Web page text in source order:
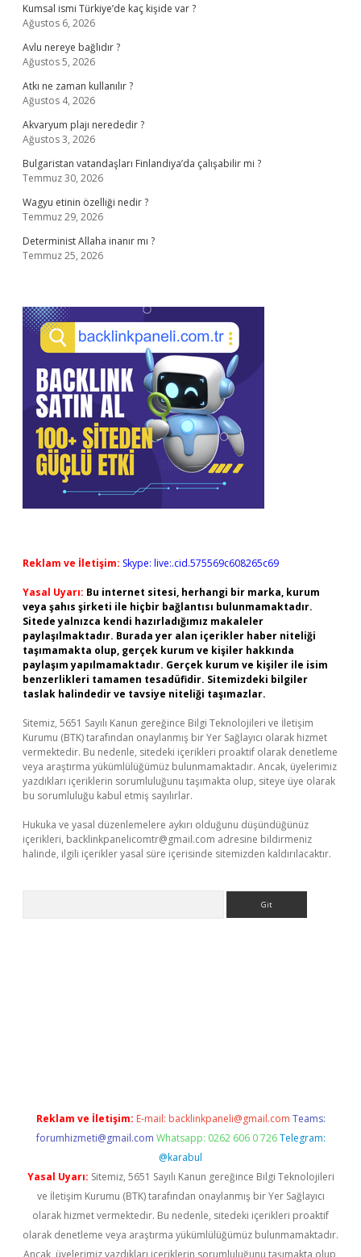
Kumsal ismi Türkiye’de kaç kişide var ?
Ağustos 6, 2026
Avlu nereye bağlıdır ?
Ağustos 5, 2026
Atkı ne zaman kullanılır ?
Ağustos 4, 2026
Akvaryum plajı nerededir ?
Ağustos 3, 2026
Bulgaristan vatandaşları Finlandiya’da çalışabilir mi ?
Temmuz 30, 2026
Wagyu etinin özelliği nedir ?
Temmuz 29, 2026
Determinist Allaha inanır mı ?
Temmuz 25, 2026
Reklam ve İletişim: Skype: live:.cid.575569c608265c69
Yasal Uyarı: Bu internet sitesi, herhangi bir marka, kurum
veya şahıs şirketi ile hiçbir bağlantısı bulunmamaktadır.
Sitede yalnızca kendi hazırladığımız makaleler
paylaşılmaktadır. Burada yer alan içerikler haber niteliği
taşımamakta olup, gerçek kurum ve kişiler hakkında
paylaşım yapılmamaktadır. Gerçek kurum ve kişiler ile isim
benzerlikleri tamamen tesadüfidir. Sitemizdeki bilgiler
taslak halindedir ve tavsiye niteliği taşımazlar.
Sitemiz, 5651 Sayılı Kanun gereğince Bilgi Teknolojileri ve İletişim
Kurumu (BTK) tarafından onaylanmış bir Yer Sağlayıcı olarak hizmet
vermektedir. Bu nedenle, sitedeki içerikleri proaktif olarak denetleme
veya araştırma yükümlülüğümüz bulunmamaktadır. Ancak, üyelerimiz
yazdıkları içeriklerin sorumluluğunu taşımakta olup, siteye üye olarak
bu sorumluluğu kabul etmiş sayılırlar.
Hukuka ve yasal düzenlemelere aykırı olduğunu düşündüğünüz
içerikleri, backlinkpanelicomtr@gmail.com adresine bildirmeniz
halinde, ilgili içerikler yasal süre içerisinde sitemizden kaldırılacaktır.
Reklam ve İletişim: E-mail: backlinkpaneli@gmail.com Teams:
forumhizmeti@gmail.com Whatsapp: 0262 606 0 726 Telegram:
@karabul
Yasal Uyarı: Sitemiz, 5651 Sayılı Kanun gereğince Bilgi Teknolojileri
ve İletişim Kurumu (BTK) tarafından onaylanmış bir Yer Sağlayıcı
olarak hizmet vermektedir. Bu nedenle, sitedeki içerikleri proaktif
olarak denetleme veya araştırma yükümlülüğümüz bulunmamaktadır.
Ancak, üyelerimiz yazdıkları içeriklerin sorumluluğunu taşımakta olup,